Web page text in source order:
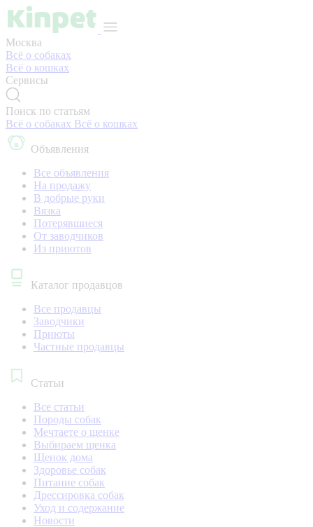
Москва
Всё о собаках
Всё о кошках
Сервисы
Поиск по статьям
Всё о собаках Всё о кошках
Объявления
Все объявления
На продажу
В добрые руки
Вязка
Потерявшиеся
От заводчиков
Из приютов
Каталог продавцов
Все продавцы
Заводчики
Приюты
Частные продавцы
Статьи
Все статьи
Породы собак
Мечтаете о щенке
Выбираем щенка
Щенок дома
Здоровье собак
Питание собак
Дрессировка собак
Уход и содержание
Новости